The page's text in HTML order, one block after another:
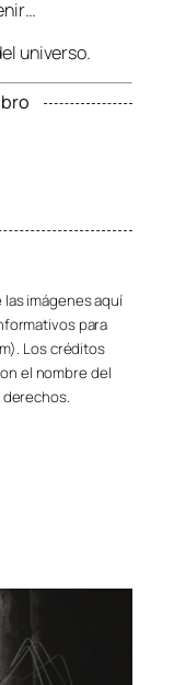
universo.
las imágenes aquí
para
Los créditos
el nombre del